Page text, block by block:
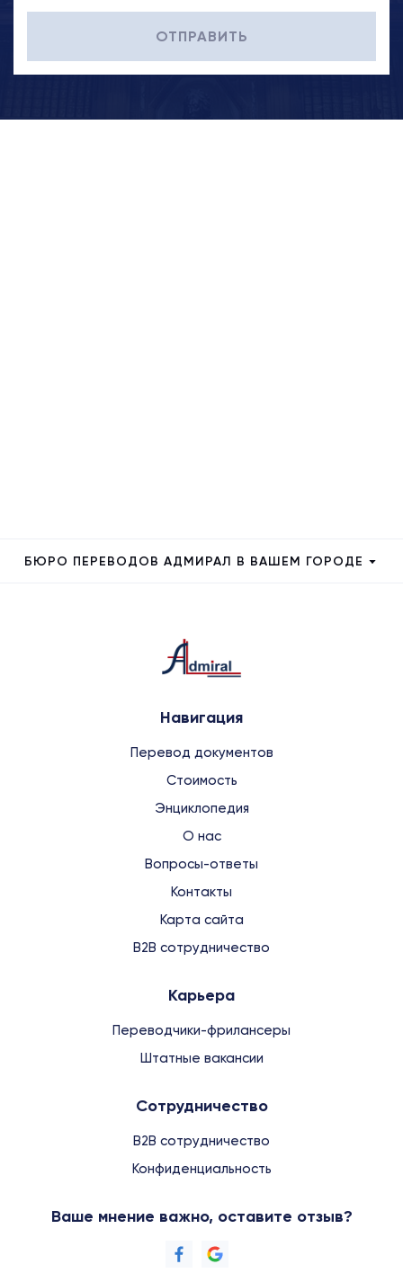
ОТПРАВИТЬ
БЮРО ПЕРЕВОДОВ АДМИРАЛ В ВАШЕМ ГОРОДЕ
Навигация
Перевод документов
Стоимость
Энциклопедия
О нас
Вопросы-ответы
Контакты
Карта сайта
B2B сотрудничество
Карьера
Переводчики-фрилансеры
Штатные вакансии
Сотрудничество
B2B сотрудничество
Конфиденциальность
Ваше мнение важно, оставите отзыв?